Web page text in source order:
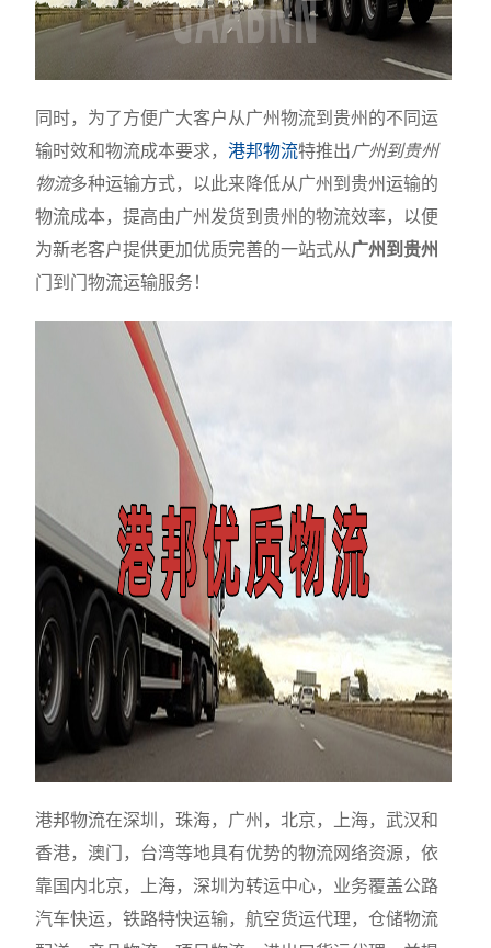
同时，为了方便广大客户从广州物流到贵州的不同运
输时效和物流成本要求，港邦物流特推出广州到贵州
物流多种运输方式，以此来降低从广州到贵州运输的
物流成本，提高由广州发货到贵州的物流效率，以便
为新老客户提供更加优质完善的一站式从广州到贵州
门到门物流运输服务！
港邦物流在深圳，珠海，广州，北京，上海，武汉和
香港，澳门，台湾等地具有优势的物流网络资源，依
靠国内北京，上海，深圳为转运中心，业务覆盖公路
汽车快运，铁路特快运输，航空货运代理，仓储物流